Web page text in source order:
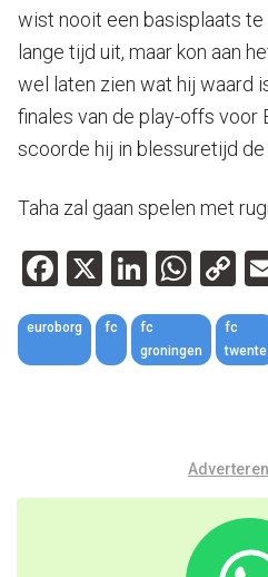
wist nooit een basisplaats
lange tijd uit, maar kon aan
wel laten zien wat hij waard
finales van de play-offs voor
scoorde hij in blessuretijd de
Taha zal gaan spelen met
Facebook
X
euroborg fc
fc
groningen
fc
twente